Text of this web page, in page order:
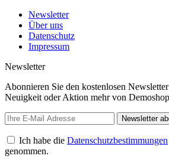
Newsletter
Über uns
Datenschutz
Impressum
Newsletter
Abonnieren Sie den kostenlosen
Neuigkeit oder Aktion mehr von
Newsletter
Ich habe die Datenschutzbestimmungen
genommen.